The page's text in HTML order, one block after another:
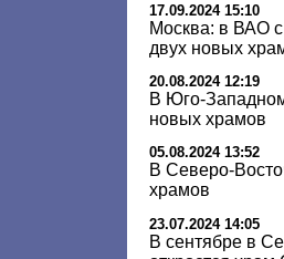
17.09.2024 15:10
Москва: в ВАО
двух новых
20.08.2024 12:19
В Юго-
новых храмов
05.08.2024 13:52
В Северо-
храмов
23.07.2024 14:05
В сентябре в